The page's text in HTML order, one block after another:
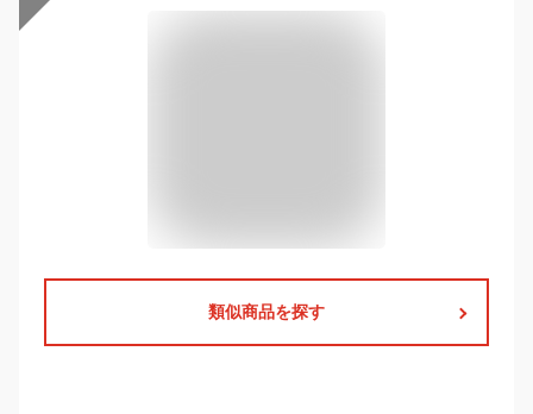
類似商品を探す